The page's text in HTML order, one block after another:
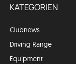
KATEGORIEN
Clubnews
Driving Range
Equipment